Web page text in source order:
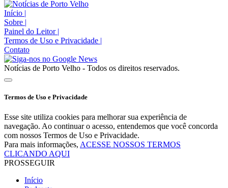
Início |
Sobre |
Painel do Leitor |
Termos de Uso e Privacidade |
Contato
Notícias de Porto Velho - Todos os direitos reservados.
Termos de Uso e Privacidade
Esse site utiliza cookies para melhorar sua experiência de
navegação. Ao continuar o acesso, entendemos que você concorda
com nossos Termos de Uso e Privacidade.
Para mais informações, ACESSE NOSSOS TERMOS
CLICANDO AQUI
PROSSEGUIR
Início